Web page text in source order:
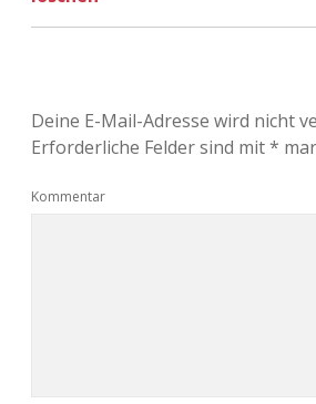
Deine E-Mail-Adresse wird nicht
Erforderliche Felder sind mit*
Kommentar